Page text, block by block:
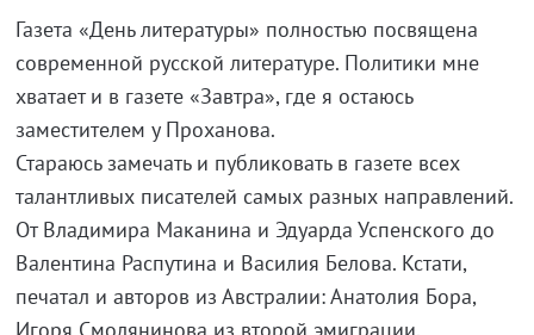
Газета «День литературы» полностью посвящена
современной русской литературе. Политики мне
хватает и в газете «Завтра», где я остаюсь
заместителем у Проханова.
Стараюсь замечать и публиковать в газете всех
талантливых писателей самых разных направлений.
От Владимира Маканина и Эдуарда Успенского до
Валентина Распутина и Василия Белова. Кстати,
печатал и авторов из Австралии: Анатолия Бора,